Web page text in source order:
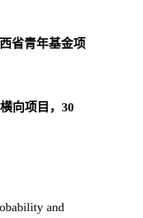
省青年基金项
向项目，30
and